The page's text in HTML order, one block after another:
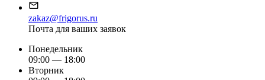
zakaz@frigorus.ru
Почта для ваших заявок
Понедельник
09:00 — 18:00
Вторник